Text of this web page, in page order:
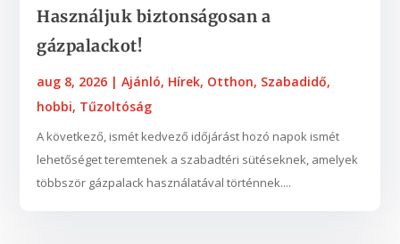
Használjuk biztonságosan a
gázpalackot!
aug 8, 2026 |Ajánló, Hírek, Otthon, Szabadidő,
hobbi, Tűzoltóság
A következő, ismét kedvező időjárást hozó napok ismét
lehetőséget teremtenek a szabadtéri sütéseknek, amelyek
többször gázpalack használatával történnek....